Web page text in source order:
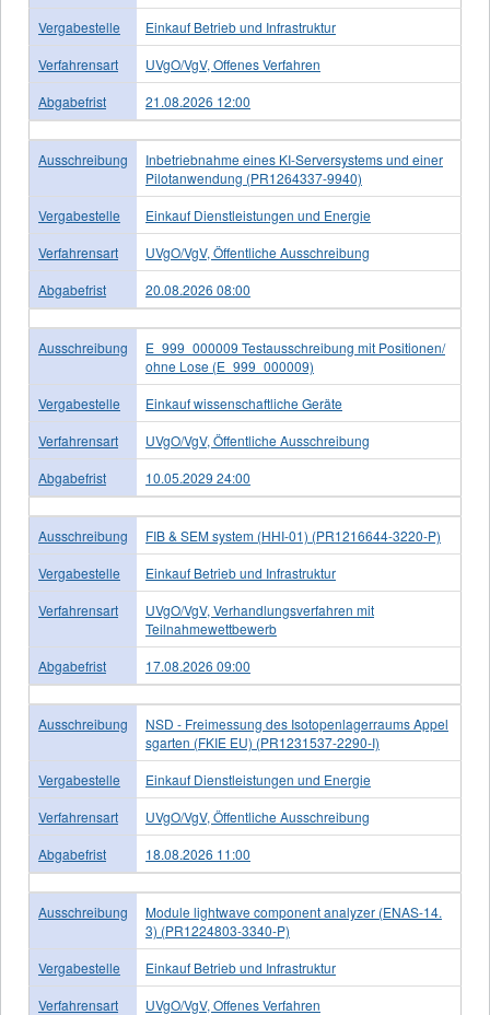
Vergabestelle
Einkauf Betrieb und Infrastruktur
Verfahrensart
UVgO/VgV, Offenes Verfahren
Abgabefrist
21.08.2026 12:00
Ausschreibung
Inbetriebnahme eines KI-Serversystems und einer
Pilotanwendung (PR1264337-9940)
Vergabestelle
Einkauf Dienstleistungen und Energie
Verfahrensart
UVgO/VgV, Öffentliche Ausschreibung
Abgabefrist
20.08.2026 08:00
Ausschreibung
E_999_000009 Testausschreibung mit Positionen/
ohne Lose (E_999_000009)
Vergabestelle
Einkauf wissenschaftliche Geräte
Verfahrensart
UVgO/VgV, Öffentliche Ausschreibung
Abgabefrist
10.05.2029 24:00
Ausschreibung
FIB & SEM system (HHI-01) (PR1216644-3220-P)
Vergabestelle
Einkauf Betrieb und Infrastruktur
Verfahrensart
UVgO/VgV, Verhandlungsverfahren mit
Teilnahmewettbewerb
Abgabefrist
17.08.2026 09:00
Ausschreibung
NSD - Freimessung des Isotopenlagerraums Appel
sgarten (FKIE EU) (PR1231537-2290-I)
Vergabestelle
Einkauf Dienstleistungen und Energie
Verfahrensart
UVgO/VgV, Öffentliche Ausschreibung
Abgabefrist
18.08.2026 11:00
Ausschreibung
Module lightwave component analyzer (ENAS-14.
3) (PR1224803-3340-P)
Vergabestelle
Einkauf Betrieb und Infrastruktur
Verfahrensart
UVgO/VgV, Offenes Verfahren